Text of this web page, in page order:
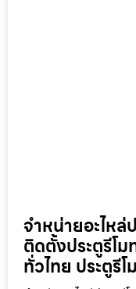
จำหน่ายอะไหล่
ติดตั้งประตูรีโ
ทั่วไทย ประตูรี